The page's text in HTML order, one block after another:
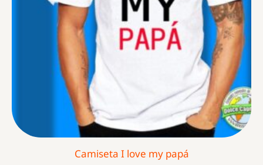
Camiseta I love my papá